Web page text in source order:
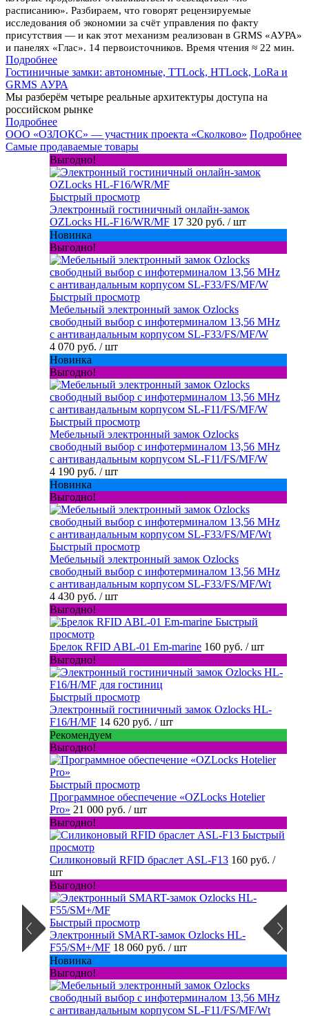
расписанию». Разбираем, что говорят рецензируемые
исследования об экономии за счёт управления по факту
присутствия — и как этот механизм реализован в GRMS «АУРА»
и панелях «Глас». 14 первоисточников. Время чтения ≈ 22 мин.
Подробнее
Гостиничные замки: автономные, TTLock, HTLock, LoRa и
GRMS АУРА
Мы разберём четыре реальные архитектуры доступа на
российском рынке
Подробнее
ООО «ОЗЛОКС» — участник проекта «Сколково» Подробнее
Самые продаваемые товары
Выгодно!
Быстрый просмотр
Электронный гостиничный онлайн-замок
OZLocks HL-F16/WR/MF 17 320 руб. / шт
Новинка
Выгодно!
Быстрый просмотр
Мебельный электронный замок Ozlocks
свободный выбор с инфотерминалом 13,56 MHz
с антивандальным корпусом SL-F33/FS/MF/W
4 070 руб. / шт
Новинка
Выгодно!
Быстрый просмотр
Мебельный электронный замок Ozlocks
свободный выбор с инфотерминалом 13,56 MHz
с антивандальным корпусом SL-F11/FS/MF/W
4 190 руб. / шт
Новинка
Выгодно!
Быстрый просмотр
Мебельный электронный замок Ozlocks
свободный выбор с инфотерминалом 13,56 MHz
с антивандальным корпусом SL-F33/FS/MF/Wt
4 430 руб. / шт
Выгодно!
Быстрый
просмотр
Брелок RFID ABL-01 Em-marine 160 руб. / шт
Выгодно!
Быстрый просмотр
Электронный гостиничный замок Ozlocks HL-
F16/H/MF 14 620 руб. / шт
Рекомендуем
Выгодно!
Быстрый просмотр
Программное обеспечение «OZLocks Hotelier
Pro» 21 000 руб. / шт
Выгодно!
Быстрый
просмотр
Силиконовый RFID браслет ASL-F13 160 руб. /
шт
Выгодно!
Быстрый просмотр
Электронный SMART-замок Ozlocks HL-
F55/SM+/MF 18 060 руб. / шт
Новинка
Выгодно!